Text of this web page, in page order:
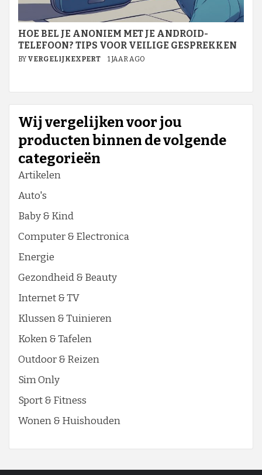
HOE BEL JE ANONIEM MET JE ANDROID-
TELEFOON? TIPS VOOR VEILIGE GESPREKKEN
BY VERGELIJKEXPERT 1 JAAR AGO
Wij vergelijken voor jou
producten binnen de volgende
categorieën
Artikelen
Auto's
Baby & Kind
Computer & Electronica
Energie
Gezondheid & Beauty
Internet & TV
Klussen & Tuinieren
Koken & Tafelen
Outdoor & Reizen
Sim Only
Sport & Fitness
Wonen & Huishouden